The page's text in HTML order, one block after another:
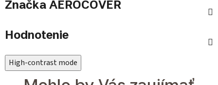
Značka AEROCOVER
Hodnotenie
High-contrast mode